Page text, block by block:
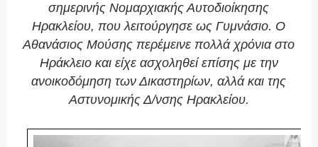
σημερινής Νομαρχιακής Αυτοδιοίκησης
Ηρακλείου, που λειτούργησε ως Γυμνάσιο. Ο
Αθανάσιος Μούσης περέμεινε πολλά χρόνια στο
Ηράκλειο και είχε ασχοληθεί επίσης με την
ανοικοδόμηση των Δικαστηρίων, αλλά και της
Αστυνομικής Δ/νσης Ηρακλείου.